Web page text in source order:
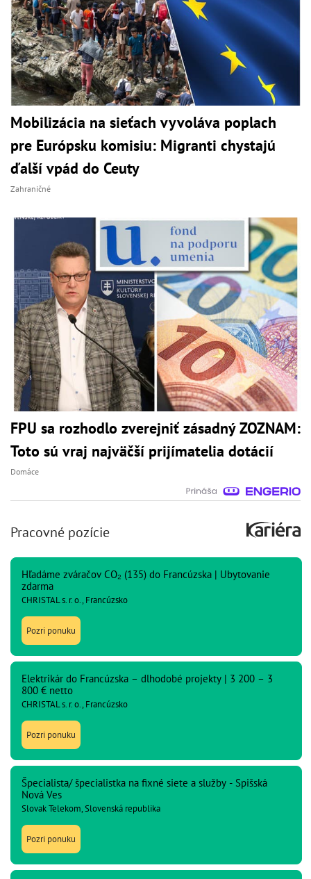
Mobilizácia na sieťach vyvoláva poplach
pre Európsku komisiu: Migranti chystajú
ďalší vpád do Ceuty
Zahraničné
FPU sa rozhodlo zverejniť zásadný ZOZNAM:
Toto sú vraj najväčší prijímatelia dotácií
Domáce
Pracovné pozície
Hľadáme zváračov CO₂ (135) do Francúzska | Ubytovanie
zdarma
CHRISTAL s. r. o., Francúzsko
Pozri ponuku
Elektrikár do Francúzska – dlhodobé projekty | 3 200 – 3
800 € netto
CHRISTAL s. r. o., Francúzsko
Pozri ponuku
Špecialista/ špecialistka na fixné siete a služby - Spišská
Nová Ves
Slovak Telekom, Slovenská republika
Pozri ponuku